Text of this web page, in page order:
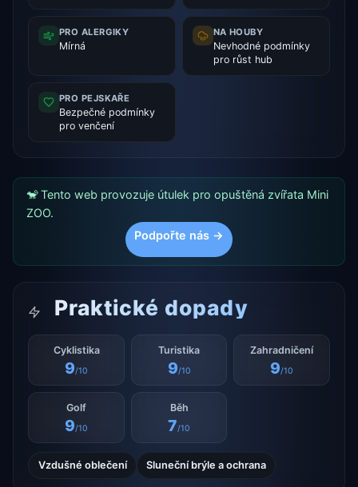
PRO ALERGIKY
Mírná
NA HOUBY
Nevhodné podmínky
pro růst hub
PRO PEJSKAŘE
Bezpečné podmínky
pro venčení
🐒 Tento web provozuje útulek pro opuštěná zvířata Mini
ZOO.
Podpořte nás →
Praktické dopady
Cyklistika
9/10
Turistika
9/10
Zahradničení
9/10
Golf
9/10
Běh
7/10
Vzdušné oblečení Sluneční brýle a ochrana